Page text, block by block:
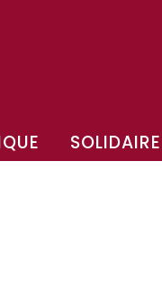
SOLIDAIRE